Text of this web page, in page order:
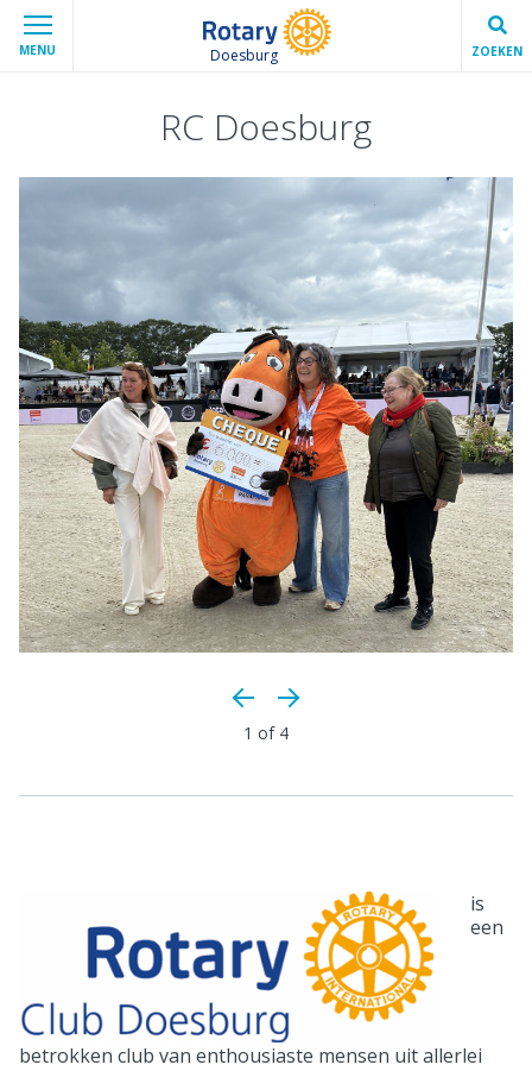
MENU Doesburg ZOEKEN
RC Doesburg
1 of 4
is
een
betrokken club van enthousiaste mensen uit allerlei